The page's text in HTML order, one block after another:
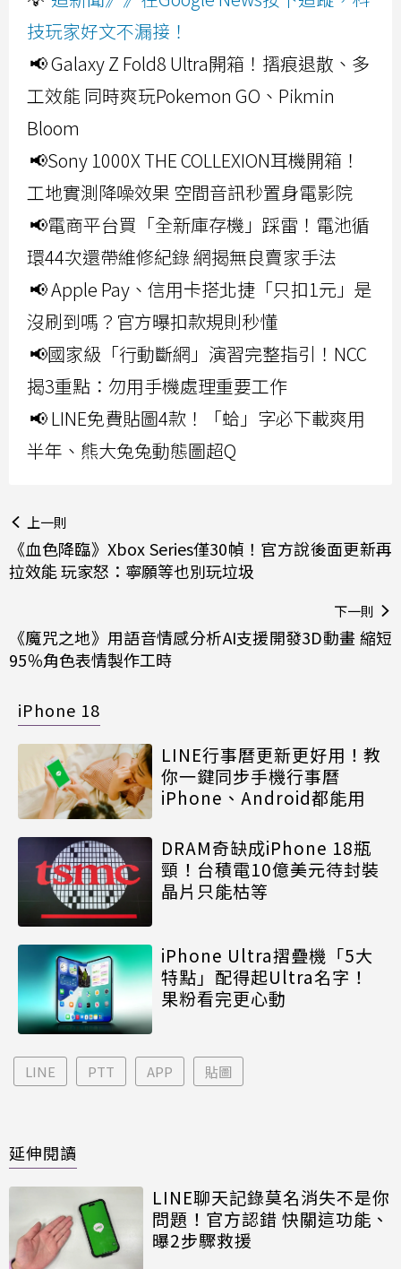
技玩家好文不漏接！
📢 Galaxy Z Fold8 Ultra開箱！摺痕退散、多
工效能 同時爽玩Pokemon GO、Pikmin
Bloom
📢Sony 1000X THE COLLEXION耳機開箱！
工地實測降噪效果 空間音訊秒置身電影院
📢電商平台買「全新庫存機」踩雷！電池循
環44次還帶維修紀錄 網揭無良賣家手法
📢 Apple Pay、信用卡搭北捷「只扣1元」是
沒刷到嗎？官方曝扣款規則秒懂
📢國家級「行動斷網」演習完整指引！NCC
揭3重點：勿用手機處理重要工作
📢 LINE免費貼圖4款！「蛤」字必下載爽用
半年、熊大兔兔動態圖超Q
上一則
《血色降臨》Xbox Series僅30幀！官方說後面更新再
拉效能 玩家怒：寧願等也別玩垃圾
下一則
《魔咒之地》用語音情感分析AI支援開發3D動畫 縮短
95％角色表情製作工時
iPhone 18
LINE行事曆更新更好用！教
你一鍵同步手機行事曆
iPhone、Android都能用
DRAM奇缺成iPhone 18瓶
頸！台積電10億美元待封裝
晶片只能枯等
iPhone Ultra摺疊機「5大
特點」配得起Ultra名字！
果粉看完更心動
LINE PTT APP 貼圖
延伸閱讀
LINE聊天記錄莫名消失不是你
問題！官方認錯 快關這功能、
曝2步驟救援